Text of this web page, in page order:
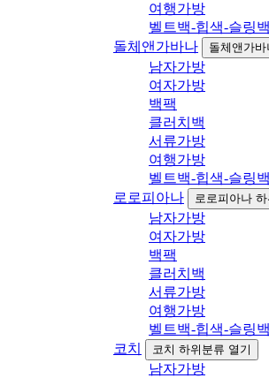
여행가방
벨트백-힙색-슬링
돌체앤가바나
돌체앤가
남자가방
여자가방
백팩
클러치백
서류가방
여행가방
벨트백-힙색-슬링
로로피아나
로로피아나
남자가방
여자가방
백팩
클러치백
서류가방
여행가방
벨트백-힙색-슬링
코치
코치 하위분류 열기
남자가방